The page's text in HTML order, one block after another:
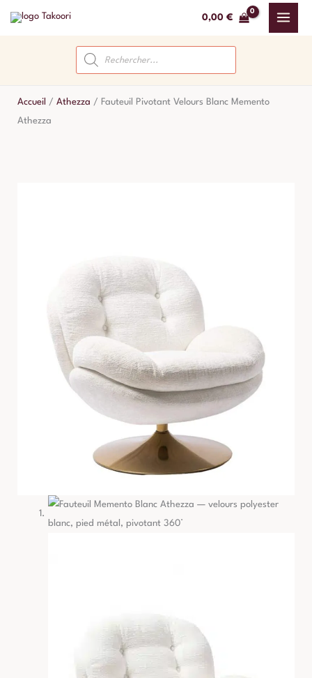
0,00 €
Recherche
de
produits
Accueil / Athezza / Fauteuil Pivotant Velours Blanc Memento
Athezza